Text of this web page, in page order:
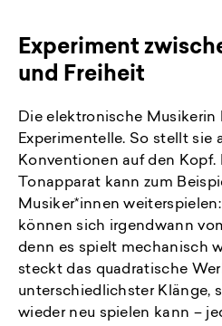
Experiment
und Freiheit
Die elektronische Musikerin
Experimentelle. So stellt sie
Konventionen auf den
Tonapparat kann zum
Musiker*innen
können sich irgendwann
denn es spielt mechanisch
steckt das quadratische
unterschiedlichster Klänge,
wieder neu spielen kann –